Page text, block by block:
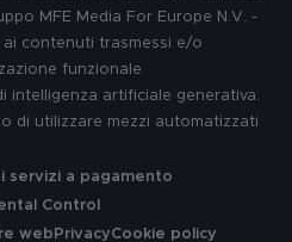
MFE Media For Europe N.V. -
contenuti trasmessi e/o
funzionale
intelligenza artificiale generativa.
di utilizzare mezzi automatizzati
servizi a pagamento
Control
web PrivacyCookie policy